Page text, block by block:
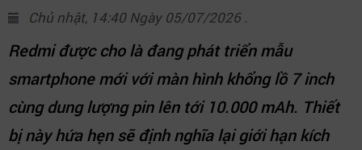
Chủ nhật, 14:40 Ngày 05/07/2026 .
Redmi được cho là đang phát triển mẫu
smartphone mới với màn hình khổng lồ 7 inch
cùng dung lượng pin lên tới 10.000 mAh. Thiết
bị này hứa hẹn sẽ định nghĩa lại giới hạn kích